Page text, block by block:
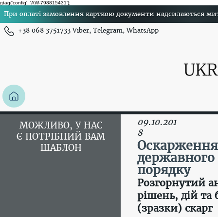
gtag('config', 'AW-798815431');
При оплаті замовлення карткою документи надсилаються
+38 068 3751733 Viber, Telegram, WhatsApp
Оскарження
державного
порядку
Розгорнутий
рішень, дій та
(зразки) скарг
МОЖЛИВО, У НАС
Є ПОТРІБНИЙ ВАМ
ШАБЛОН
09.10.201
8